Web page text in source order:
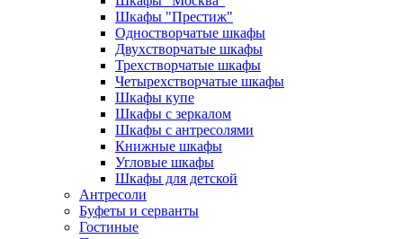
Шкафы "Престиж"
Одностворчатые шкафы
Двухстворчатые шкафы
Трехстворчатые шкафы
Четырехстворчатые шкафы
Шкафы купе
Шкафы с зеркалом
Шкафы с антресолями
Книжные шкафы
Угловые шкафы
Шкафы для детской
Антресоли
Буфеты и серванты
Гостиные